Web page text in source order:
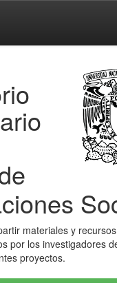
materiales y
por los investigadores
proyectos.